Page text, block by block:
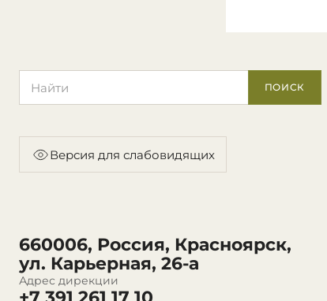
ПОИСК
Версия для слабовидящих
660006, Россия, Красноярск,
ул. Карьерная, 26-а
Адрес дирекции